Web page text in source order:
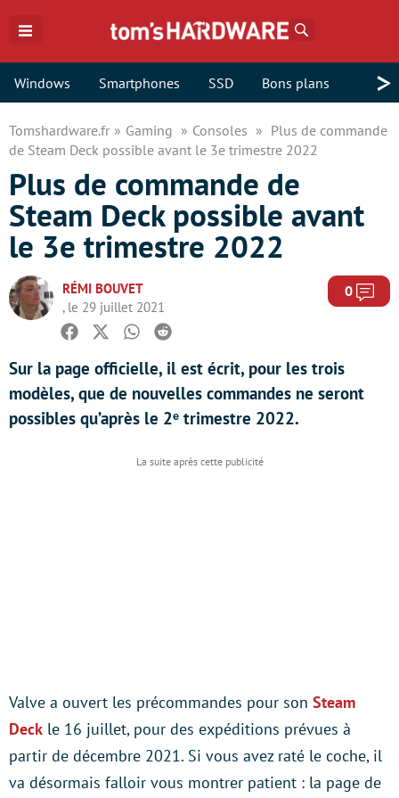
Windows Smartphones SSD Bons plans >
Tomshardware.fr Gaming Consoles
Plus de commande
de Steam Deck possible avant le 3e trimestre 2022
Plus de commande de
Steam Deck possible avant
le 3e trimestre 2022
RÉMI BOUVET
, le 29 juillet 2021
0
Facebook
TwitterWhatsapp
Reddit
Sur la page officielle, il est écrit, pour les trois
modèles, que de nouvelles commandes ne seront
possibles qu’après le 2ᵉ trimestre 2022.
Valve a ouvert les précommandes pour son Steam
Deck le 16 juillet, pour des expéditions prévues à
partir de décembre 2021. Si vous avez raté le coche, il
va désormais falloir vous montrer patient : la page de